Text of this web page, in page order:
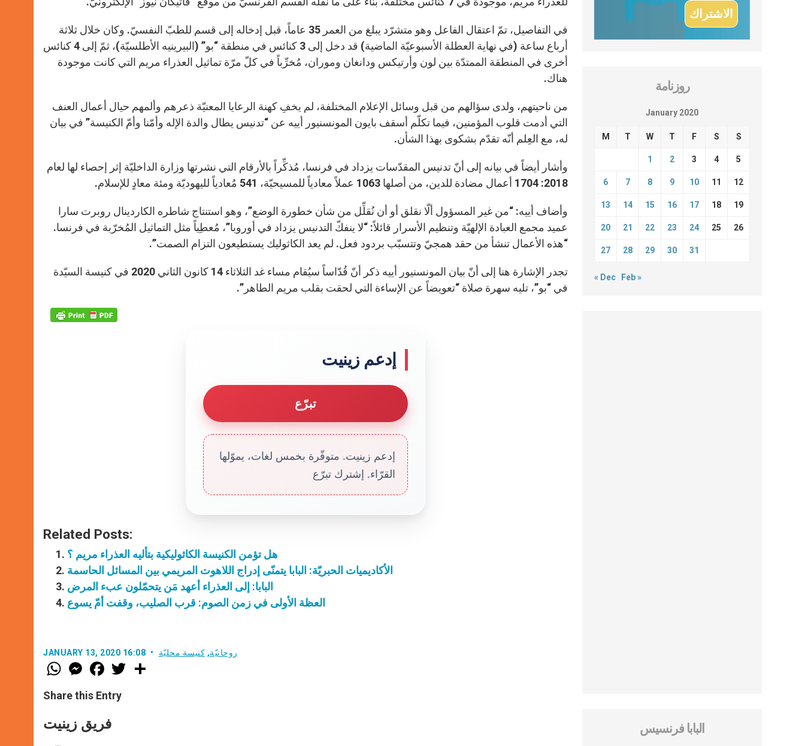
r
في التفاصيل، تمّ اعتقال الفاعل وهو متشرّد يبلغ من العمر 35 عاماً، قبل إدخاله إلى قسم للطبّ النفسيّ. وكان خلال ثلاثة
أرباع ساعة (في نهاية العطلة الأسبوعيّة الماضية) قد دخل إلى 3 كنائس في منطقة “بو” (البيرينيه الأطلسيّة)، ثمّ إلى 4 كنائس
أخرى في المنطقة الممتدّة بين لون وأرتيكس ودانغان وموران، مُخرِّباً في كلّ مرّة تماثيل العذراء مريم التي كانت موجودة
هناك.
من ناحيتهم، ولدى سؤالهم من قبل وسائل الإعلام المختلفة، لم يخفِ كهنة الرعايا المعنيّة ذعرهم وألمهم حيال أعمال العنف
التي أدمت قلوب المؤمنين، فيما تكلّم أسقف بايون المونسنيور أييه عن “تدنيس يطال والدة الإله وأمّنا وأمّ الكنيسة” في بيان
له، مع العِلم أنّه تقدّم بشكوى بهذا الشأن.
وأشار أيضاً في بيانه إلى أنّ تدنيس المقدّسات يزداد في فرنسا، مُذكِّراً بالأرقام التي نشرتها وزارة الداخليّة إثر إحصاء لها لعام
2018: 1704 أعمال مضادة للدين، من أصلها 1063 عملاً معادياً للمسيحيّة، 541 مُعادياً لليهوديّة ومئة معادٍ للإسلام.
وأضاف أييه: “من غير المسؤول ألّا نقلق أو أن نُقلِّل من شأن خطورة الوضع”، وهو استنتاج شاطره الكاردينال روبرت سارا
عميد مجمع العبادة الإلهيّة وتنظيم الأسرار قائلاً: “لا ينفكّ التدنيس يزداد في أوروبا”، مُعطِياً مثل التماثيل المُخرّبة في فرنسا.
“هذه الأعمال تنشأ من حقد همجيّ وتتسبّب بردود فعل. لم يعد الكاثوليك يستطيعون التزام الصمت”.
تجدر الإشارة هنا إلى أنّ بيان المونسنيور أييه ذكر أنّ قُدّاساً سيُقام مساء غد الثلاثاء 14 كانون الثاني 2020 في كنيسة السيّدة
في “بو”، تليه سهرة صلاة “تعويضاً عن الإساءة التي لحقت بقلب مريم الطاهر”.
إدعم زينيت
تبرّع
إدعم زينيت. متوفّرة بخمس لغات، يموّلها
القرّاء. إشترك تبرّع
Related Posts:
هل تؤمن الكنيسة الكاثوليكية بتأليه العذراء مريم ؟
الأكاديميات الحبريّة: البابا يتمنّى إدراج اللاهوت المريمي بين المسائل الحاسمة
البابا: إلى العذراء أعهد مَن يتحمّلون عبء المرض
العظة الأولى في زمن الصوم: قرب الصليب، وقفت أمّ يسوع
JANUARY 13, 2020 16:08 روحانيّة, كنيسة محليّة
W
h
t
s
p
p
M
e
s
e
g
e
F
a
e
b
o
k
w
Share this Entry
فريق زينيت
روزنامة
January 2020
M T W T F S S
1 2 3 4 5
6 7 8 9 10 11 12
13 14 15 16 17 18 19
20 21 22 23 24 25 26
27 28 29 30 31
« Dec Feb »
البابا فرنسيس